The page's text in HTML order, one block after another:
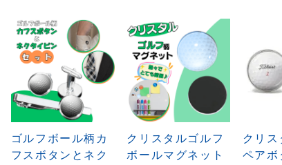
ゴルフボール柄カ
フスボタンとネク
クリスタルゴルフ
ボールマグネット
クリス
ペアボ